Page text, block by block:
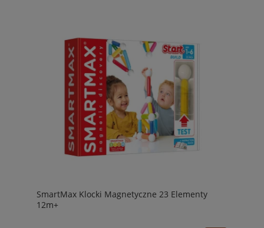
SmartMax Klocki Magnetyczne 23 Elementy
12m+